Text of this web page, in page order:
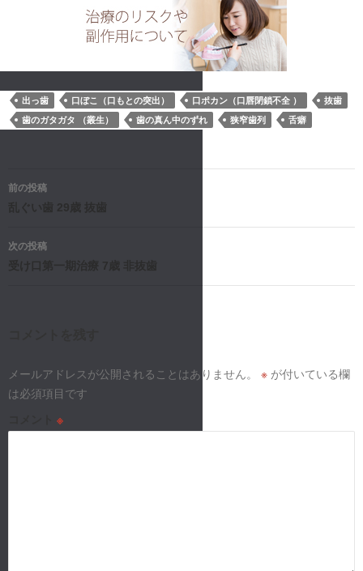
出っ歯 口ぼこ（口もとの突出） 口ポカン（口唇閉鎖不全 ）
抜歯
歯のガタガタ （叢生）
歯の真ん中のずれ 狭窄歯列 舌癖
投
稿
ナ
ビ
シ
ョ
ン
前の投稿
乱ぐい歯 29歳 抜歯
次の投稿
受け口第一期治療 7歳 非抜歯
メールアドレスが公開されることはありません。 ※ が付いている欄
は必須項目です
※